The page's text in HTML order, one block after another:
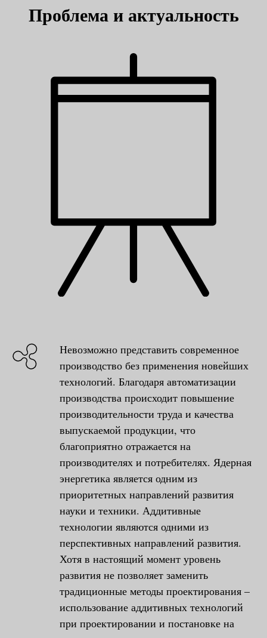
Проблема и актуальность
Невозможно представить современное
производство без применения новейших
технологий. Благодаря автоматизации
производства происходит повышение
производительности труда и качества
выпускаемой продукции, что
благоприятно отражается на
производителях и потребителях. Ядерная
энергетика является одним из
приоритетных направлений развития
науки и техники. Аддитивные
технологии являются одними из
перспективных направлений развития.
Хотя в настоящий момент уровень
развития не позволяет заменить
традиционные методы проектирования –
использование аддитивных технологий
при проектировании и постановке на